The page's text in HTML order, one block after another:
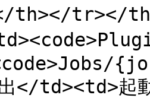
th></tr></
</td><td>起